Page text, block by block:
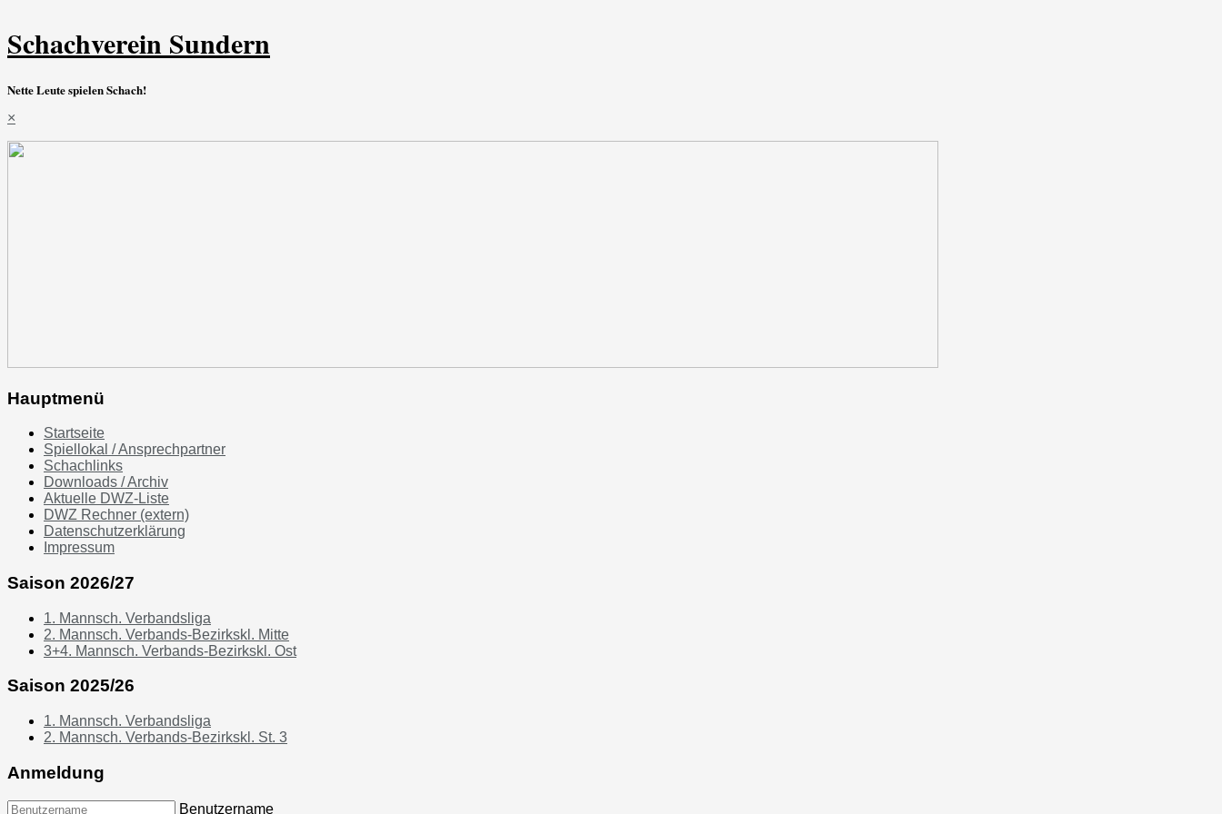
Schachverein Sundern
Nette Leute spielen Schach!
×
Hauptmenü
Startseite
Spiellokal / Ansprechpartner
Schachlinks
Downloads / Archiv
Aktuelle DWZ-Liste
DWZ Rechner (extern)
Datenschutzerklärung
Impressum
Saison 2026/27
1. Mannsch. Verbandsliga
2. Mannsch. Verbands-Bezirkskl. Mitte
3+4. Mannsch. Verbands-Bezirkskl. Ost
Saison 2025/26
1. Mannsch. Verbandsliga
2. Mannsch. Verbands-Bezirkskl. St. 3
Anmeldung
Benutzername